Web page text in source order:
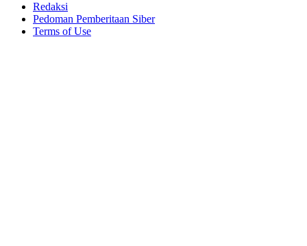
Redaksi
Pedoman Pemberitaan Siber
Terms of Use